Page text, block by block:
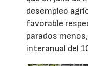
desempleo
favorable
parados
interanual del